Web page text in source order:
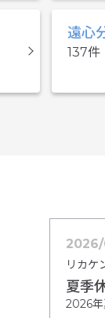
遠心
137
リカケ
夏季
2026年